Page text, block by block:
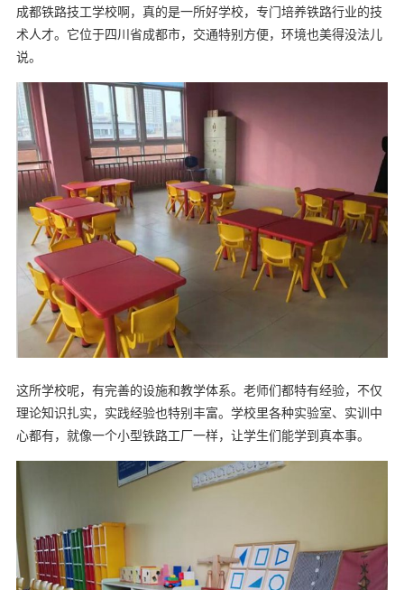
成都铁路技工学校啊，真的是一所好学校，专门培养铁路行业的技
术人才。它位于四川省成都市，交通特别方便，环境也美得没法儿
说。
这所学校呢，有完善的设施和教学体系。老师们都特有经验，不仅
理论知识扎实，实践经验也特别丰富。学校里各种实验室、实训中
心都有，就像一个小型铁路工厂一样，让学生们能学到真本事。